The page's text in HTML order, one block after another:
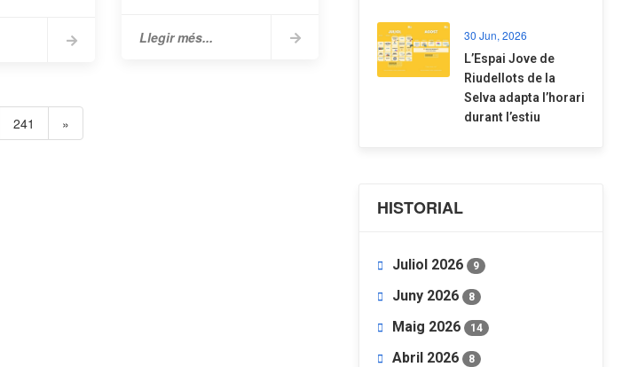
Llegir més...
241 »
30 Jun, 2026
​L’Espai Jove de
Riudellots de la
Selva adapta l’horari
durant l’estiu
HISTORIAL
Juliol 2026 9
Juny 2026 8
Maig 2026 14
Abril 2026 8